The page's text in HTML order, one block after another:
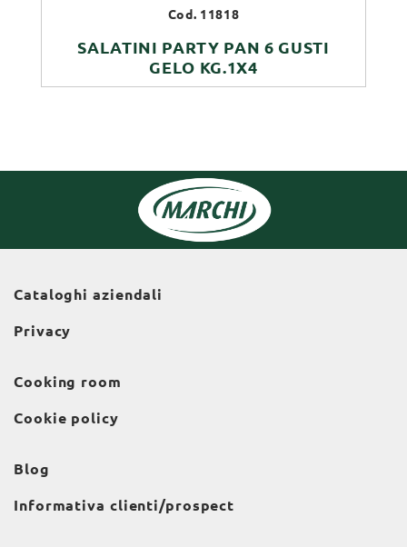
Cod. 11818
SALATINI PARTY PAN 6 GUSTI
GELO KG.1X4
Cataloghi aziendali
Privacy
Cooking room
Cookie policy
Blog
Informativa clienti/prospect